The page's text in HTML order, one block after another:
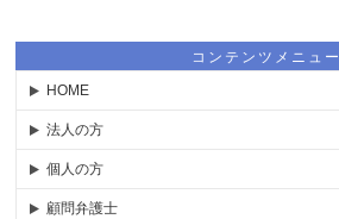
コンテンツメニュー
HOME
法人の方
個人の方
顧問弁護士